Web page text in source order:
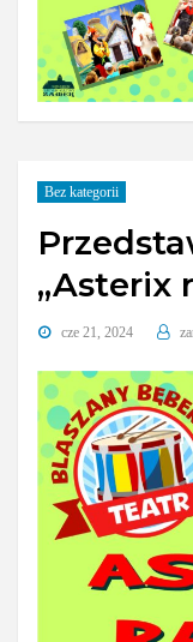
Bez kategorii
„Asterix
cze 21, 2024